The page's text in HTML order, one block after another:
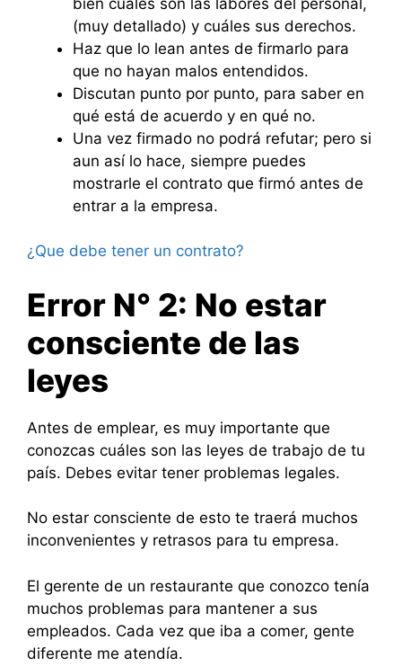
(muy detallado) y cuáles sus derechos.
Haz que lo lean antes de firmarlo para
que no hayan malos entendidos.
Discutan punto por punto, para saber en
qué está de acuerdo y en qué no.
Una vez firmado no podrá refutar; pero si
aun así lo hace, siempre puedes
mostrarle el contrato que firmó antes de
entrar a la empresa.
¿Que debe tener un contrato?
Error N° 2: No estar
consciente de las
leyes
Antes de emplear, es muy importante que
conozcas cuáles son las leyes de trabajo de tu
país. Debes evitar tener problemas legales.
No estar consciente de esto te traerá muchos
inconvenientes y retrasos para tu empresa.
El gerente de un restaurante que conozco tenía
muchos problemas para mantener a sus
empleados. Cada vez que iba a comer, gente
diferente me atendía.